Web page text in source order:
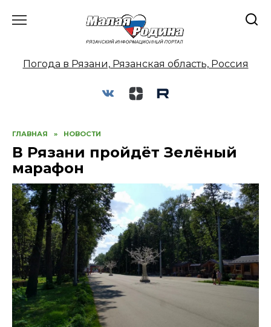
Погода в Рязани, Рязанская область, Россия
ГЛАВНАЯ » НОВОСТИ
В Рязани пройдёт Зелёный
марафон